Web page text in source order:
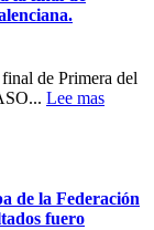
de Primera del
Lee mas
de la Federación
fuero